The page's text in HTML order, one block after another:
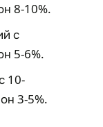
8-10%.
с
5-6%.
10-
3-5%.